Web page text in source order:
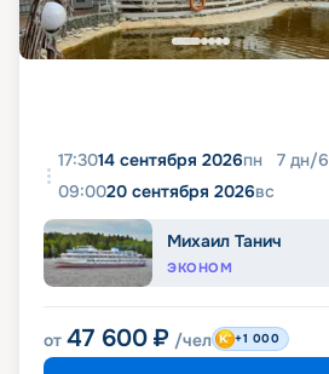
17:3014 сентября 2026пн 7 дн/6
09:0020 сентября 2026вс
Михаил Танич
ЭКОНОМ
от 47 600 ₽ /чел +1 000